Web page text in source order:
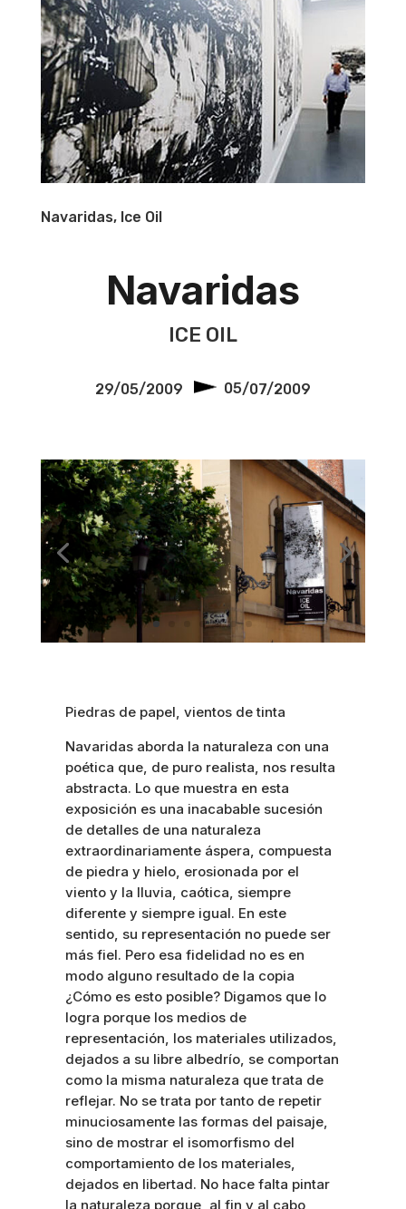
Navaridas, Ice Oil
Navaridas
ICE OIL
29/05/2009 05/07/2009
Piedras de papel, vientos de tinta
Navaridas aborda la naturaleza con una
poética que, de puro realista, nos resulta
abstracta. Lo que muestra en esta
exposición es una inacabable sucesión
de detalles de una naturaleza
extraordinariamente áspera, compuesta
de piedra y hielo, erosionada por el
viento y la lluvia, caótica, siempre
diferente y siempre igual. En este
sentido, su representación no puede ser
más fiel. Pero esa fidelidad no es en
modo alguno resultado de la copia
¿Cómo es esto posible? Digamos que lo
logra porque los medios de
representación, los materiales utilizados,
dejados a su libre albedrío, se comportan
como la misma naturaleza que trata de
reflejar. No se trata por tanto de repetir
minuciosamente las formas del paisaje,
sino de mostrar el isomorfismo del
comportamiento de los materiales,
dejados en libertad. No hace falta pintar
la naturaleza porque, al fin y al cabo,